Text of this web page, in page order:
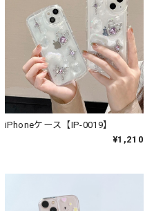
iPhoneケース【IP-0019】
¥1,210